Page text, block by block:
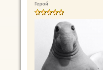
Герой